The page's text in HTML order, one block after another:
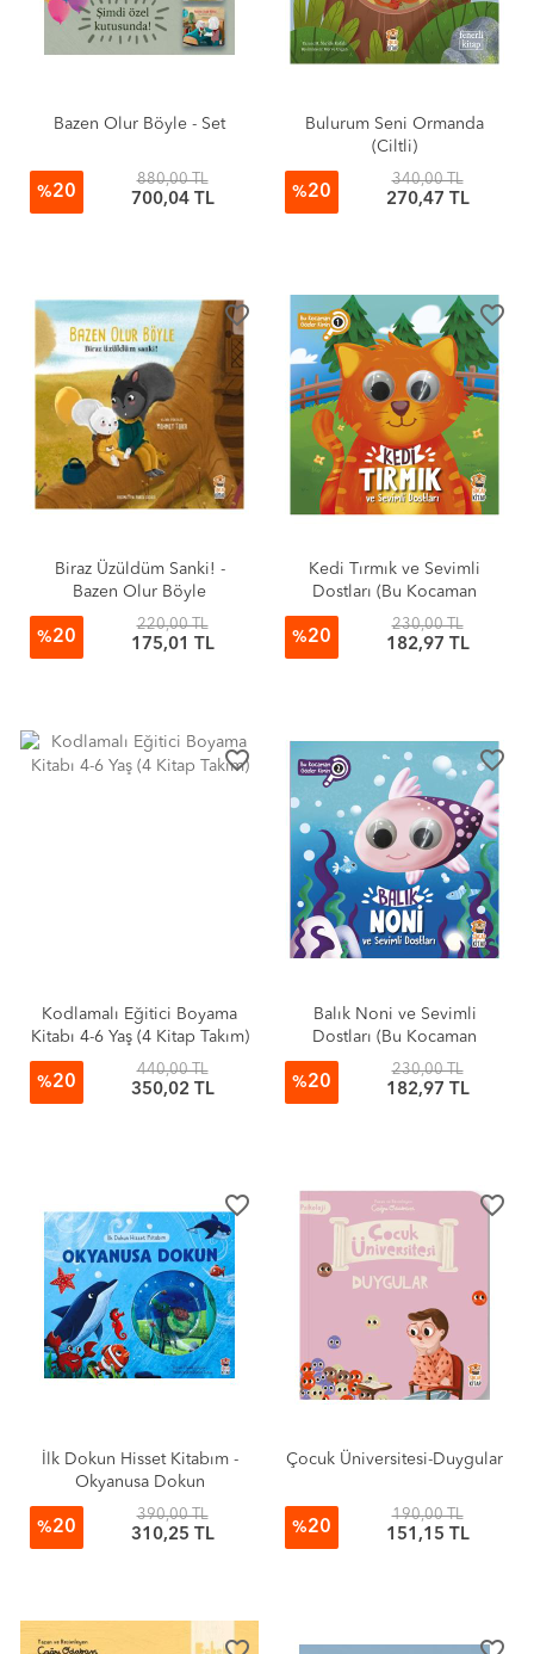
Bazen Olur Böyle - Set
%20
880,00 TL
700,04 TL
Bulurum Seni Ormanda
(Ciltli)
%20
340,00 TL
270,47 TL
favorite_border
Biraz Üzüldüm Sanki! -
Bazen Olur Böyle
%20
220,00 TL
175,01 TL
favorite_border
Kedi Tırmık ve Sevimli
Dostları (Bu Kocaman
Gözler Kimin?)
%20
230,00 TL
182,97 TL
favorite_border
Kodlamalı Eğitici Boyama
Kitabı 4-6 Yaş (4 Kitap Takım)
%20
440,00 TL
350,02 TL
favorite_border
Balık Noni ve Sevimli
Dostları (Bu Kocaman
Gözler Kimin?)
%20
230,00 TL
182,97 TL
favorite_border
İlk Dokun Hisset Kitabım -
Okyanusa Dokun
%20
390,00 TL
310,25 TL
favorite_border
Çocuk Üniversitesi-Duygular
%20
190,00 TL
151,15 TL